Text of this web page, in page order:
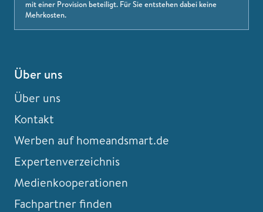
mit einer Provision beteiligt. Für Sie entstehen dabei keine
Mehrkosten.
Über uns
Über uns
Kontakt
Werben auf homeandsmart.de
Expertenverzeichnis
Medienkooperationen
Fachpartner finden